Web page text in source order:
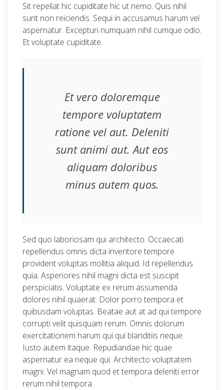
Sit repellat hic cupiditate hic ut nemo. Quis nihil
sunt non reiciendis. Sequi in accusamus harum vel
aspernatur. Excepturi numquam nihil cumque odio.
Et voluptate cupiditate.
Et vero doloremque
tempore voluptatem
ratione vel aut. Deleniti
sunt animi aut. Aut eos
aliquam doloribus
minus autem quos.
Sed quo laboriosam qui architecto. Occaecati
repellendus omnis dicta inventore tempore
provident voluptas mollitia aliquid. Id repellendus
quia. Asperiores nihil magni dicta est suscipit
perspiciatis. Voluptate ex rerum assumenda
dolores nihil quaerat. Dolor porro tempora et
quibusdam voluptas. Beatae aut at ad qui tempore
corrupti velit quisquam rerum. Omnis dolorum
exercitationem harum qui qui blanditiis neque.
Iusto autem itaque. Repudiandae hic quae
aspernatur ea neque qui. Architecto voluptatem
magni. Vel magnam quod et tempora deleniti error
rerum nihil tempora.